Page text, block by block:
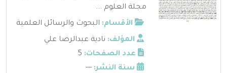
مجلة العلوم ...
الأقسام: البحوث والرسائل العلمية
المؤلف: نادية عبدالرضا علي
عدد الصفحات:
سنة النشر: ---